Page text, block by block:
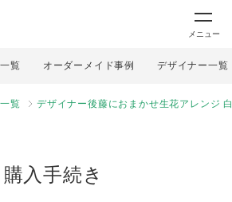
メニュー
覧 オーダーメイド事例 デザイナー一覧
覧 デザイナー後藤におまかせ生花アレンジ
購入手続き